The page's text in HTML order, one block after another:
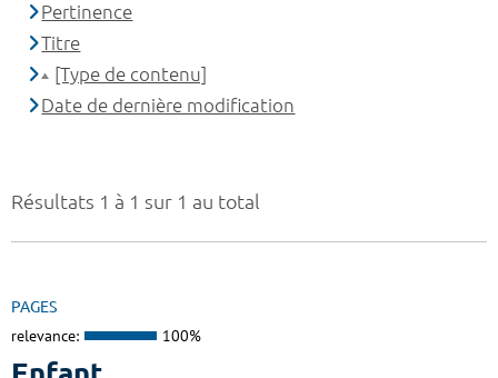
Résultats 1 à 1 sur 1 au total
PAGES
relevance: 100%
Pertinence
Titre
[Type de contenu]
Date de dernière modification